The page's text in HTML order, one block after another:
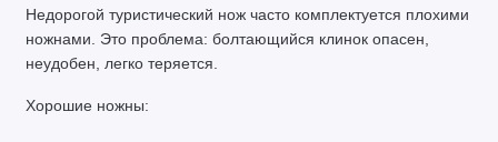
Недорогой туристический нож часто комплектуется плохими
ножнами. Это проблема: болтающийся клинок опасен,
неудобен, легко теряется.
Хорошие ножны: